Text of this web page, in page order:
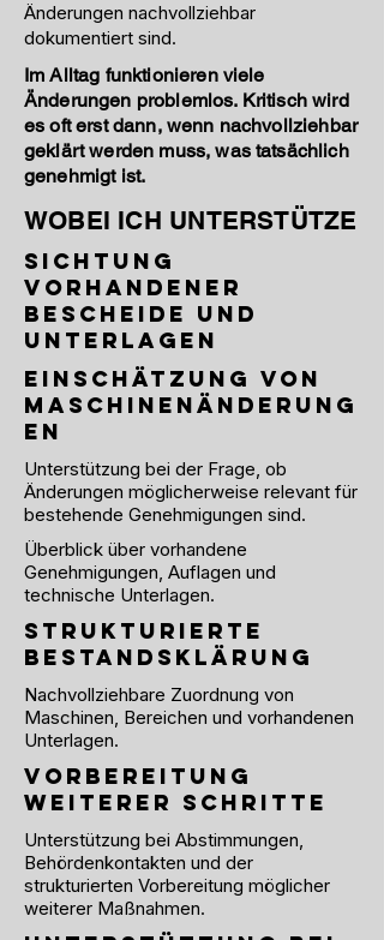
Änderungen nachvollziehbar
dokumentiert sind.
Im Alltag funktionieren viele
Änderungen problemlos. Kritisch wird
es oft erst dann, wenn nachvollziehbar
geklärt werden muss, was tatsächlich
genehmigt ist.
WOBEI ICH UNTERSTÜTZE
Sichtung
vorhandener
Bescheide und
Unterlagen
Einschätzung von
Maschinenänderung
en
Unterstützung bei der Frage, ob
Änderungen möglicherweise relevant für
bestehende Genehmigungen sind.
Überblick über vorhandene
Genehmigungen, Auflagen und
technische Unterlagen.
Strukturierte
Bestandsklärung
Nachvollziehbare Zuordnung von
Maschinen, Bereichen und vorhandenen
Unterlagen.
Vorbereitung
weiterer Schritte
Unterstützung bei Abstimmungen,
Behördenkontakten und der
strukturierten Vorbereitung möglicher
weiterer Maßnahmen.